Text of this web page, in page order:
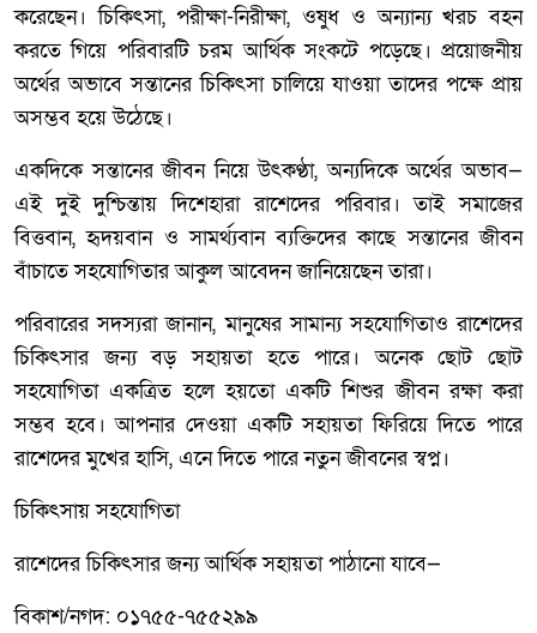
করেছেন। চিকিৎসা, পরীক্ষা-নিরীক্ষা, ওষুধ ও অন্যান্য খরচ বহন
করতে গিয়ে পরিবারটি চরম আর্থিক সংকটে পড়েছে। প্রয়োজনীয়
অর্থের অভাবে সন্তানের চিকিৎসা চালিয়ে যাওয়া তাদের পক্ষে প্রায়
অসম্ভব হয়ে উঠেছে।
একদিকে সন্তানের জীবন নিয়ে উৎকণ্ঠা, অন্যদিকে অর্থের অভাব—
এই দুই দুশ্চিন্তায় দিশেহারা রাশেদের পরিবার। তাই সমাজের
বিত্তবান, হৃদয়বান ও সামর্থ্যবান ব্যক্তিদের কাছে সন্তানের জীবন
বাঁচাতে সহযোগিতার আকুল আবেদন জানিয়েছেন তারা।
পরিবারের সদস্যরা জানান, মানুষের সামান্য সহযোগিতাও রাশেদের
চিকিৎসার জন্য বড় সহায়তা হতে পারে। অনেক ছোট ছোট
সহযোগিতা একত্রিত হলে হয়তো একটি শিশুর জীবন রক্ষা করা
সম্ভব হবে। আপনার দেওয়া একটি সহায়তা ফিরিয়ে দিতে পারে
রাশেদের মুখের হাসি, এনে দিতে পারে নতুন জীবনের স্বপ্ন।
চিকিৎসায় সহযোগিতা
রাশেদের চিকিৎসার জন্য আর্থিক সহায়তা পাঠানো যাবে—
বিকাশ/নগদ: ০১৭৫৫-৭৫৫২৯৯